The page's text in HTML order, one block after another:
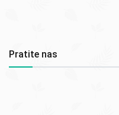
Pratite nas